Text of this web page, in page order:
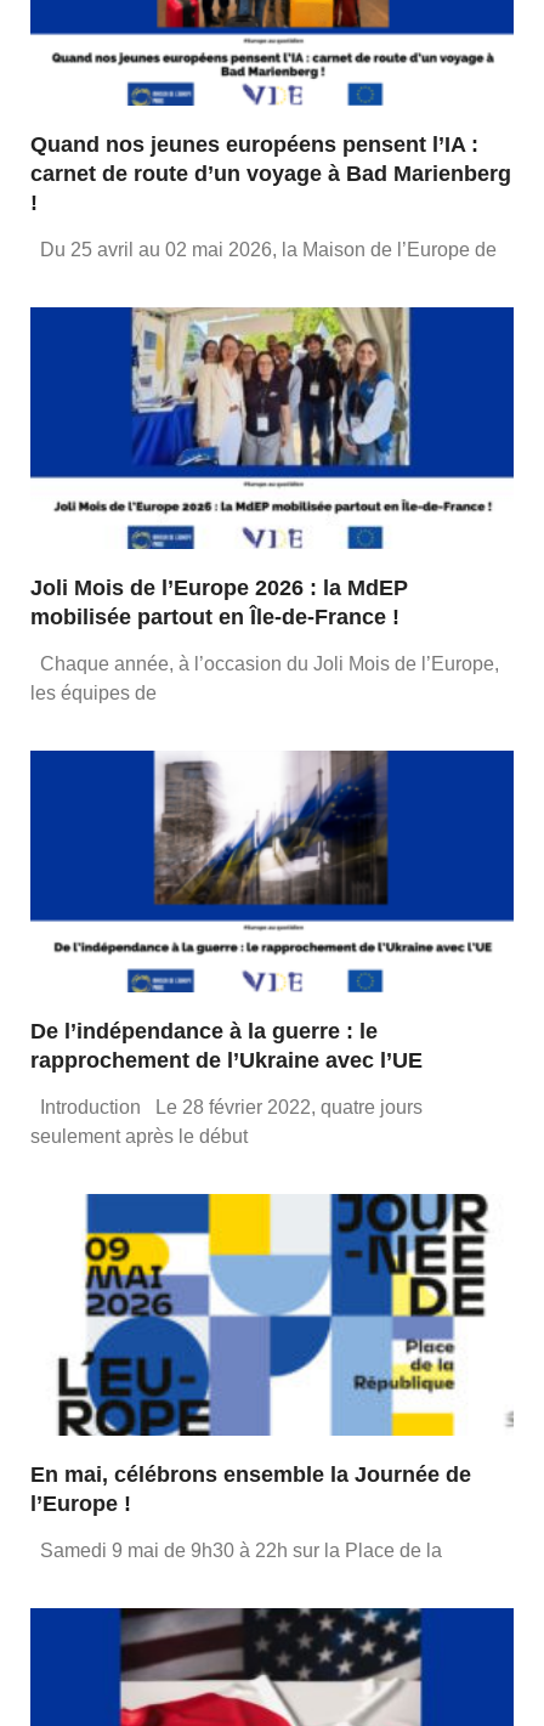
Quand nos jeunes européens pensent l’IA :
carnet de route d’un voyage à Bad Marienberg
!
Du 25 avril au 02 mai 2026, la Maison de l’Europe de
Joli Mois de l’Europe 2026 : la MdEP
mobilisée partout en Île-de-France !
Chaque année, à l’occasion du Joli Mois de l’Europe,
les équipes de
De l’indépendance à la guerre : le
rapprochement de l’Ukraine avec l’UE
Introduction Le 28 février 2022, quatre jours
seulement après le début
En mai, célébrons ensemble la Journée de
l’Europe !
Samedi 9 mai de 9h30 à 22h sur la Place de la